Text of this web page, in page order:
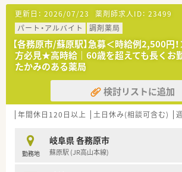
更新日： 2026/07/23 薬剤師求人ID： 23499
パート・アルバイト
調剤薬局
【各務原市/蘇原駅】急募＜時給例2,500円
方必見★高時給｜60歳を超えても長くお
たかみのある薬局
検討リストに追加
年間休日120日以上 土日休み(相談可含む)
勤務地
岐阜県 各務原市
蘇原駅 (JR高山本線)